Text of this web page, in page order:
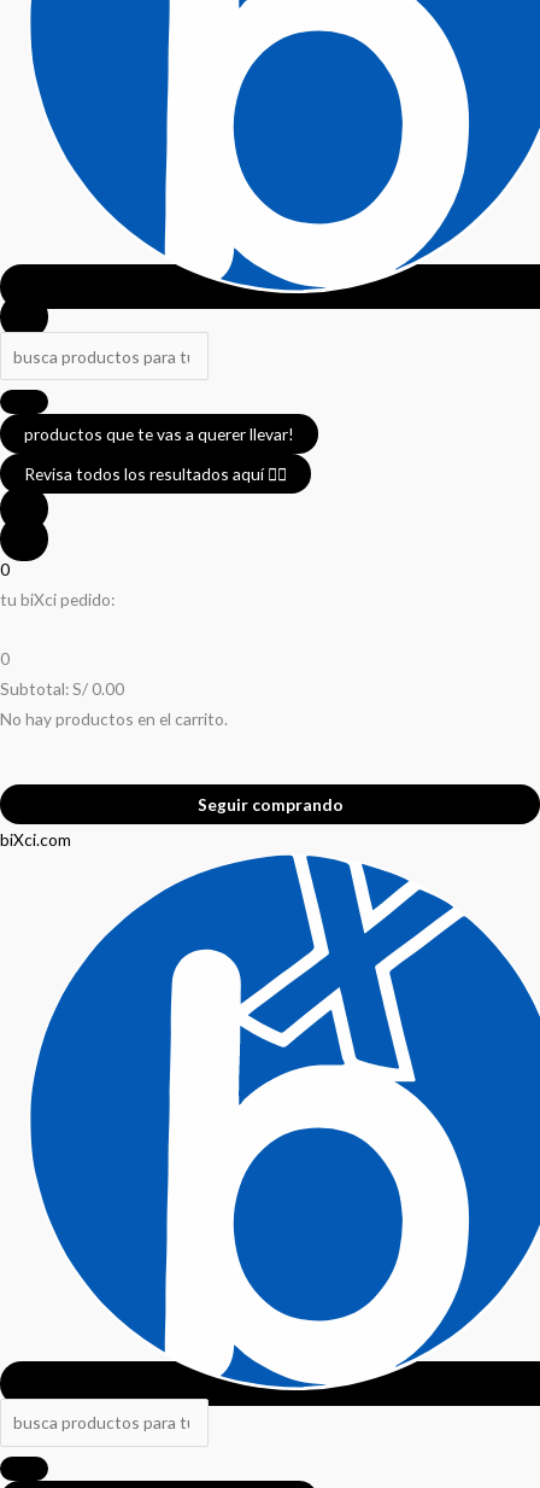
productos que te vas a querer llevar!
Revisa todos los resultados aquí 👈🏼
0
tu biXci pedido:
0
Subtotal:S/ 0.00
No hay productos en el carrito.
Seguir comprando
biXci.com